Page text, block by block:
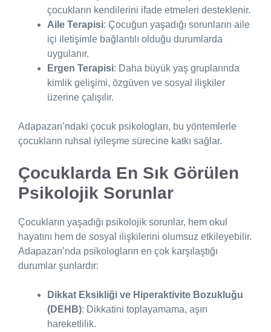
çocukların kendilerini ifade etmeleri desteklenir.
Aile Terapisi: Çocuğun yaşadığı sorunların aile
içi iletişimle bağlantılı olduğu durumlarda
uygulanır.
Ergen Terapisi: Daha büyük yaş gruplarında
kimlik gelişimi, özgüven ve sosyal ilişkiler
üzerine çalışılır.
Adapazarı’ndaki çocuk psikologları, bu yöntemlerle
çocukların ruhsal iyileşme sürecine katkı sağlar.
Çocuklarda En Sık Görülen
Psikolojik Sorunlar
Çocukların yaşadığı psikolojik sorunlar, hem okul
hayatını hem de sosyal ilişkilerini olumsuz etkileyebilir.
Adapazarı’nda psikologların en çok karşılaştığı
durumlar şunlardır:
Dikkat Eksikliği ve Hiperaktivite Bozukluğu
(DEHB): Dikkatini toplayamama, aşırı
hareketlilik.